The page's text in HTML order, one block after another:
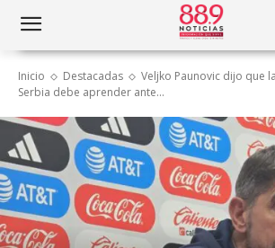
Inicio Destacadas
Veljko Paunovic dijo que
Serbia debe aprender ante...